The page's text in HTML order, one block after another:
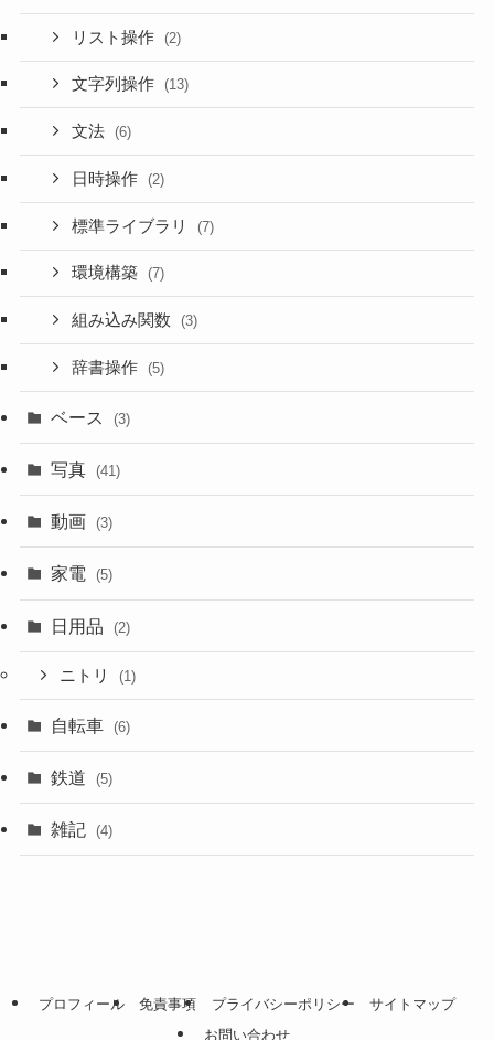
リスト操作 (2)
文字列操作 (13)
文法 (6)
日時操作 (2)
標準ライブラリ (7)
環境構築 (7)
組み込み関数 (3)
辞書操作 (5)
ベース (3)
写真 (41)
動画 (3)
家電 (5)
日用品 (2)
ニトリ (1)
自転車 (6)
鉄道 (5)
雑記 (4)
プロフィール 免責事項 プライバシーポリシー
サイトマップ
お問い合わせ